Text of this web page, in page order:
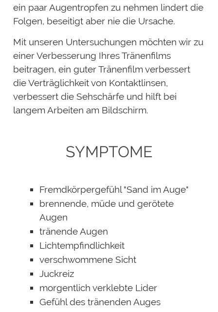
ein paar Augentropfen zu nehmen lindert die
Folgen, beseitigt aber nie die Ursache.
Mit unseren Untersuchungen möchten wir zu
einer Verbesserung Ihres Tränenfilms
beitragen, ein guter Tränenfilm verbessert
die Verträglichkeit von Kontaktlinsen,
verbessert die Sehschärfe und hilft bei
langem Arbeiten am Bildschirm.
SYMPTOME
Fremdkörpergefühl "Sand im Auge"
brennende, müde und gerötete
Augen
tränende Augen
Lichtempfindlichkeit
verschwommene Sicht
Juckreiz
morgentlich verklebte Lider
Gefühl des tränenden Auges